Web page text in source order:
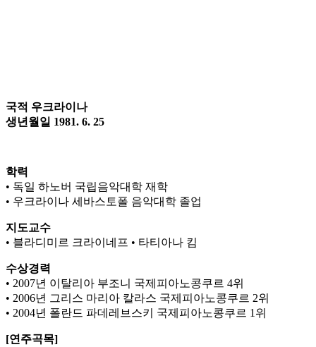
국적 우크라이나
생년월일 1981. 6. 25
학력
• 독일 하노버 국립음악대학 재학
• 우크라이나 세바스토폴 음악대학 졸업
지도교수
• 블라디미르 크라이네프 • 타티아나 킴
수상경력
• 2007년 이탈리아 부조니 국제피아노콩쿠르 4위
• 2006년 그리스 마리아 칼라스 국제피아노콩쿠르 2위
• 2004년 폴란드 파데레브스키 국제피아노콩쿠르 1위
[연주곡목]